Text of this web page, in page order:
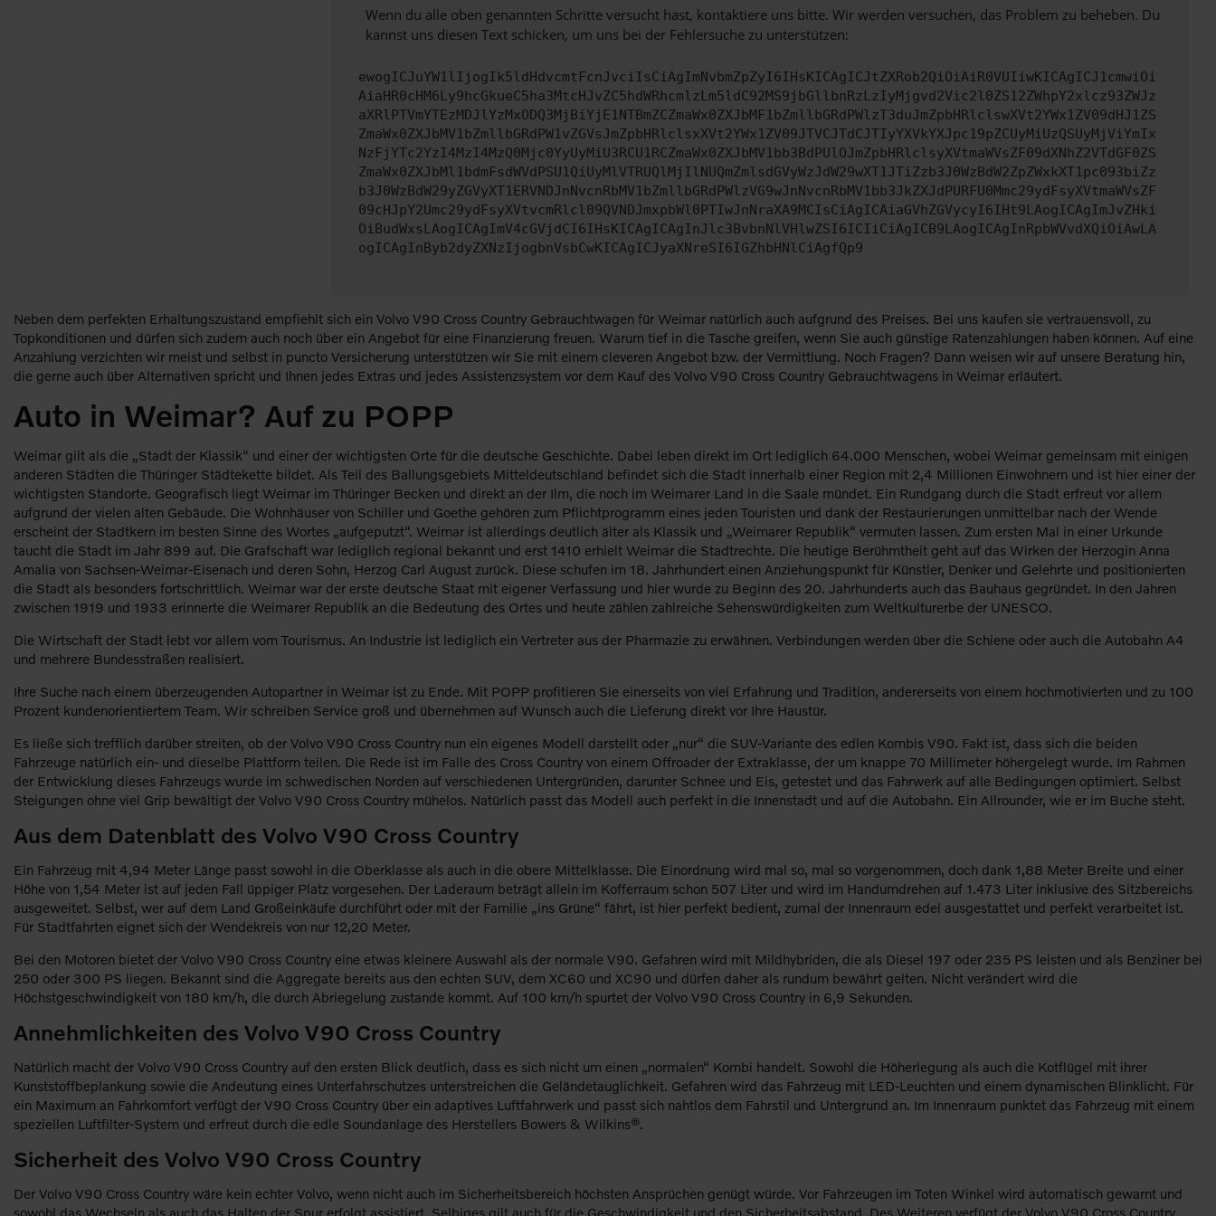
Wenn du alle oben genannten Schritte versucht hast, kontaktiere uns bitte. Wir werden versuchen, das Problem zu beheben. Du
kannst uns diesen Text schicken, um uns bei der Fehlersuche zu unterstützen:
ewogICJuYW1lIjogIk5ldHdvcmtFcnJvciIsCiAgImNvbmZpZyI6IHsKICAgICJtZXRob2QiOiAiR0VUIiwKICAgICJ1cmwiOi
AiaHR0cHM6Ly9hcGkueC5ha3MtcHJvZC5hdWRhcmlzLm5ldC92MS9jbGllbnRzLzIyMjgvd2Vic2l0ZS12ZWhpY2xlcz93ZWJz
aXRlPTVmYTEzMDJlYzMxODQ3MjBiYjE1NTBmZCZmaWx0ZXJbMF1bZmllbGRdPWlzT3duJmZpbHRlclswXVt2YWx1ZV09dHJ1ZS
ZmaWx0ZXJbMV1bZmllbGRdPW1vZGVsJmZpbHRlclsxXVt2YWx1ZV09JTVCJTdCJTIyYXVkYXJpc19pZCUyMiUzQSUyMjViYmIx
NzFjYTc2YzI4MzI4MzQ0Mjc0YyUyMiU3RCU1RCZmaWx0ZXJbMV1bb3BdPUlOJmZpbHRlclsyXVtmaWVsZF09dXNhZ2VTdGF0ZS
ZmaWx0ZXJbMl1bdmFsdWVdPSU1QiUyMlVTRUQlMjIlNUQmZmlsdGVyWzJdW29wXT1JTiZzb3J0WzBdW2ZpZWxkXT1pc093biZz
b3J0WzBdW29yZGVyXT1ERVNDJnNvcnRbMV1bZmllbGRdPWlzVG9wJnNvcnRbMV1bb3JkZXJdPURFU0Mmc29ydFsyXVtmaWVsZF
09cHJpY2Umc29ydFsyXVtvcmRlcl09QVNDJmxpbWl0PTIwJnNraXA9MCIsCiAgICAiaGVhZGVycyI6IHt9LAogICAgImJvZHki
OiBudWxsLAogICAgImV4cGVjdCI6IHsKICAgICAgInJlc3BvbnNlVHlwZSI6ICIiCiAgICB9LAogICAgInRpbWVvdXQiOiAwLA
ogICAgInByb2dyZXNzIjogbnVsbCwKICAgICJyaXNreSI6IGZhbHNlCiAgfQp9
Neben dem perfekten Erhaltungszustand empfiehlt sich ein Volvo V90 Cross Country Gebrauchtwagen für Weimar natürlich auch aufgrund des Preises. Bei uns kaufen sie vertrauensvoll, zu
Topkonditionen und dürfen sich zudem auch noch über ein Angebot für eine Finanzierung freuen. Warum tief in die Tasche greifen, wenn Sie auch günstige Ratenzahlungen haben können. Auf eine
Anzahlung verzichten wir meist und selbst in puncto Versicherung unterstützen wir Sie mit einem cleveren Angebot bzw. der Vermittlung. Noch Fragen? Dann weisen wir auf unsere Beratung hin,
die gerne auch über Alternativen spricht und Ihnen jedes Extras und jedes Assistenzsystem vor dem Kauf des Volvo V90 Cross Country Gebrauchtwagens in Weimar erläutert.
Auto in Weimar? Auf zu POPP
Weimar gilt als die „Stadt der Klassik“ und einer der wichtigsten Orte für die deutsche Geschichte. Dabei leben direkt im Ort lediglich 64.000 Menschen, wobei Weimar gemeinsam mit einigen
anderen Städten die Thüringer Städtekette bildet. Als Teil des Ballungsgebiets Mitteldeutschland befindet sich die Stadt innerhalb einer Region mit 2,4 Millionen Einwohnern und ist hier einer der
wichtigsten Standorte. Geografisch liegt Weimar im Thüringer Becken und direkt an der Ilm, die noch im Weimarer Land in die Saale mündet. Ein Rundgang durch die Stadt erfreut vor allem
aufgrund der vielen alten Gebäude. Die Wohnhäuser von Schiller und Goethe gehören zum Pflichtprogramm eines jeden Touristen und dank der Restaurierungen unmittelbar nach der Wende
erscheint der Stadtkern im besten Sinne des Wortes „aufgeputzt“. Weimar ist allerdings deutlich älter als Klassik und „Weimarer Republik“ vermuten lassen. Zum ersten Mal in einer Urkunde
taucht die Stadt im Jahr 899 auf. Die Grafschaft war lediglich regional bekannt und erst 1410 erhielt Weimar die Stadtrechte. Die heutige Berühmtheit geht auf das Wirken der Herzogin Anna
Amalia von Sachsen-Weimar-Eisenach und deren Sohn, Herzog Carl August zurück. Diese schufen im 18. Jahrhundert einen Anziehungspunkt für Künstler, Denker und Gelehrte und positionierten
die Stadt als besonders fortschrittlich. Weimar war der erste deutsche Staat mit eigener Verfassung und hier wurde zu Beginn des 20. Jahrhunderts auch das Bauhaus gegründet. In den Jahren
zwischen 1919 und 1933 erinnerte die Weimarer Republik an die Bedeutung des Ortes und heute zählen zahlreiche Sehenswürdigkeiten zum Weltkulturerbe der UNESCO.
Die Wirtschaft der Stadt lebt vor allem vom Tourismus. An Industrie ist lediglich ein Vertreter aus der Pharmazie zu erwähnen. Verbindungen werden über die Schiene oder auch die Autobahn A4
und mehrere Bundesstraßen realisiert.
Ihre Suche nach einem überzeugenden Autopartner in Weimar ist zu Ende. Mit POPP profitieren Sie einerseits von viel Erfahrung und Tradition, andererseits von einem hochmotivierten und zu 100
Prozent kundenorientiertem Team. Wir schreiben Service groß und übernehmen auf Wunsch auch die Lieferung direkt vor Ihre Haustür.
Es ließe sich trefflich darüber streiten, ob der Volvo V90 Cross Country nun ein eigenes Modell darstellt oder „nur“ die SUV-Variante des edlen Kombis V90. Fakt ist, dass sich die beiden
Fahrzeuge natürlich ein- und dieselbe Plattform teilen. Die Rede ist im Falle des Cross Country von einem Offroader der Extraklasse, der um knappe 70 Millimeter höhergelegt wurde. Im Rahmen
der Entwicklung dieses Fahrzeugs wurde im schwedischen Norden auf verschiedenen Untergründen, darunter Schnee und Eis, getestet und das Fahrwerk auf alle Bedingungen optimiert. Selbst
Steigungen ohne viel Grip bewältigt der Volvo V90 Cross Country mühelos. Natürlich passt das Modell auch perfekt in die Innenstadt und auf die Autobahn. Ein Allrounder, wie er im Buche steht.
Aus dem Datenblatt des Volvo V90 Cross Country
Ein Fahrzeug mit 4,94 Meter Länge passt sowohl in die Oberklasse als auch in die obere Mittelklasse. Die Einordnung wird mal so, mal so vorgenommen, doch dank 1,88 Meter Breite und einer
Höhe von 1,54 Meter ist auf jeden Fall üppiger Platz vorgesehen. Der Laderaum beträgt allein im Kofferraum schon 507 Liter und wird im Handumdrehen auf 1.473 Liter inklusive des Sitzbereichs
ausgeweitet. Selbst, wer auf dem Land Großeinkäufe durchführt oder mit der Familie „ins Grüne“ fährt, ist hier perfekt bedient, zumal der Innenraum edel ausgestattet und perfekt verarbeitet ist.
Für Stadtfahrten eignet sich der Wendekreis von nur 12,20 Meter.
Bei den Motoren bietet der Volvo V90 Cross Country eine etwas kleinere Auswahl als der normale V90. Gefahren wird mit Mildhybriden, die als Diesel 197 oder 235 PS leisten und als Benziner bei
250 oder 300 PS liegen. Bekannt sind die Aggregate bereits aus den echten SUV, dem XC60 und XC90 und dürfen daher als rundum bewährt gelten. Nicht verändert wird die
Höchstgeschwindigkeit von 180 km/h, die durch Abriegelung zustande kommt. Auf 100 km/h spurtet der Volvo V90 Cross Country in 6,9 Sekunden.
Annehmlichkeiten des Volvo V90 Cross Country
Natürlich macht der Volvo V90 Cross Country auf den ersten Blick deutlich, dass es sich nicht um einen „normalen“ Kombi handelt. Sowohl die Höherlegung als auch die Kotflügel mit ihrer
Kunststoffbeplankung sowie die Andeutung eines Unterfahrschutzes unterstreichen die Geländetauglichkeit. Gefahren wird das Fahrzeug mit LED-Leuchten und einem dynamischen Blinklicht. Für
ein Maximum an Fahrkomfort verfügt der V90 Cross Country über ein adaptives Luftfahrwerk und passt sich nahtlos dem Fahrstil und Untergrund an. Im Innenraum punktet das Fahrzeug mit einem
speziellen Luftfilter-System und erfreut durch die edle Soundanlage des Herstellers Bowers & Wilkins®.
Sicherheit des Volvo V90 Cross Country
Der Volvo V90 Cross Country wäre kein echter Volvo, wenn nicht auch im Sicherheitsbereich höchsten Ansprüchen genügt würde. Vor Fahrzeugen im Toten Winkel wird automatisch gewarnt und
sowohl das Wechseln als auch das Halten der Spur erfolgt assistiert. Selbiges gilt auch für die Geschwindigkeit und den Sicherheitsabstand. Des Weiteren verfügt der Volvo V90 Cross Country